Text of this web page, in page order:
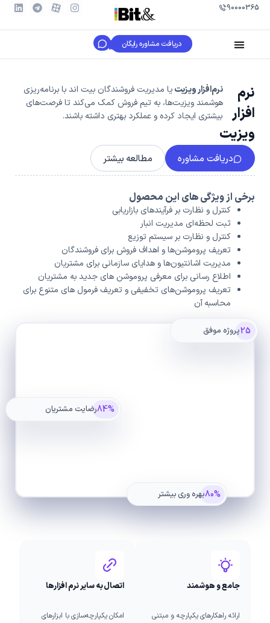
90000365
دریافت مشاوره رایگان
نرم
افزار
ویزیت
نرم‌افزار ویزیتیا مدیریت فروشندگان بیت اند با برنامه‌ریزی
هوشمند ویزیت‌ها، به تیم فروش کمک می‌کند تا فرصت‌های
بیشتری ایجاد کرده و عملکرد بهتری داشته باشند.
دریافت مشاوره مطالعه بیشتر
برخی از ویژگی های این محصول
کنترل و نظارت بر فرآیندهای بازاریابی
ثبت لحظه‌ای مدیریت انبار
کنترل و نظارت بر سیستم توزیع
تعریف پروموشن‌ها و اهداف فروش برای فروشندگان
مدیریت اشانتیون‌ها و هدایای سازمانی برای مشتریان
اطلاع رسانی برای معرفی پروموشن های جدید به مشتریان
تعریف پروموشن‌های تخفیفی و تعریف فرمول های متنوع برای
محاسبه آن
25پروژه موفق
84%رضایت مشتریان
80%بهره وری بیشتر
جامع و هوشمند
ارائه راهکارهای یکپارچه و مبتنی
اتصال به سایر نرم افزارها
امکان یکپارچه‌سازی با ابزارهای